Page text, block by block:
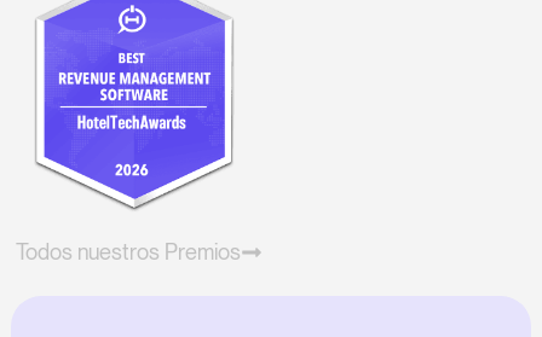
Todos nuestros Premios